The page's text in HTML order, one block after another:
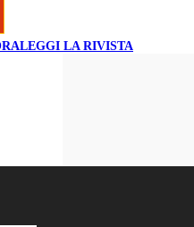
LEGGI LA RIVISTA